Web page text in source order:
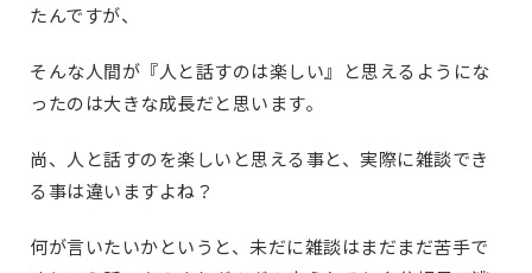
たんですが、
そんな人間が『人と話すのは楽しい』と思えるようにな
ったのは大きな成長だと思います。
尚、人と話すのを楽しいと思える事と、実際に雑談でき
る事は違いますよね？
何が言いたいかというと、未だに雑談はまだまだ苦手で